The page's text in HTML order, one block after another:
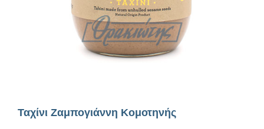
Ταχίνι Ζαμπογιάννη Κομοτηνής